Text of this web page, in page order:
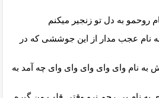
روحمو به دل تو زنجیر میکنم
به نام عجب مدار از این جوششی که در
به نام وای وای وای وای وای چه آمد به